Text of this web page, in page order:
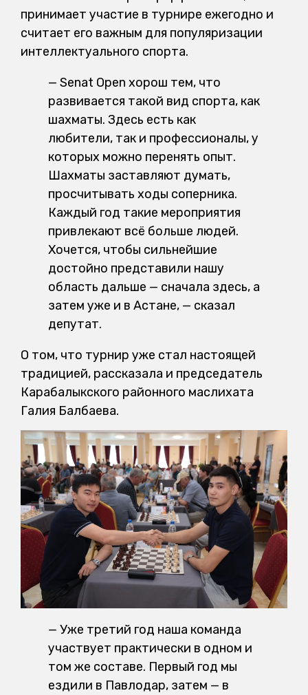
принимает участие в турнире ежегодно и
считает его важным для популяризации
интеллектуального спорта.
— Senat Open хорош тем, что
развивается такой вид спорта, как
шахматы. Здесь есть как
любители, так и профессионалы, у
которых можно перенять опыт.
Шахматы заставляют думать,
просчитывать ходы соперника.
Каждый год такие мероприятия
привлекают всё больше людей.
Хочется, чтобы сильнейшие
достойно представили нашу
область дальше — сначала здесь, а
затем уже и в Астане, — сказал
депутат.
О том, что турнир уже стал настоящей
традицией, рассказала и председатель
Карабалыкского районного маслихата
Галия Балбаева.
— Уже третий год наша команда
участвует практически в одном и
том же составе. Первый год мы
ездили в Павлодар, затем — в